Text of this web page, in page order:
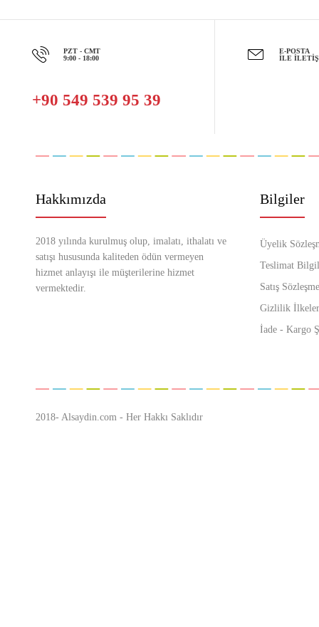
PZT - CMT
9:00 - 18:00
+90 549 539 95 39
E-POSTA
İLE
Hakkımızda
2018 yılında kurulmuş olup, imalatı, ithalatı ve
satışı hususunda kaliteden ödün vermeyen
hizmet anlayışı ile müşterilerine hizmet
vermektedir.
Bilgiler
Üyelik
Teslimat
Satış
Gizlilik
İade - Kargo
2018- Alsaydin.com - Her Hakkı Saklıdır